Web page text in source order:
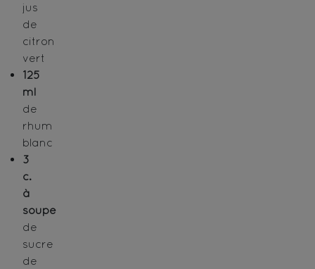
jus
de
citron
vert
125
ml
de
rhum
blanc
3
c.
à
soupe
de
sucre
de